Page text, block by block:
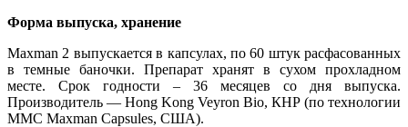
Форма выпуска, хранение
Maxman 2 выпускается в капсулах, по 60 штук расфасованных
в темные баночки. Препарат хранят в сухом прохладном
месте. Срок годности – 36 месяцев со дня выпуска.
Производитель ― Hong Kong Veyron Bio, КНР (по технологии
MMC Maxman Capsules, США).